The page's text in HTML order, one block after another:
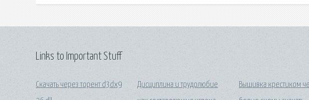
Links to Important Stuff
Скачать через торент d3dx9
Дисциплина и трудолюбие
Вышивка крестиком